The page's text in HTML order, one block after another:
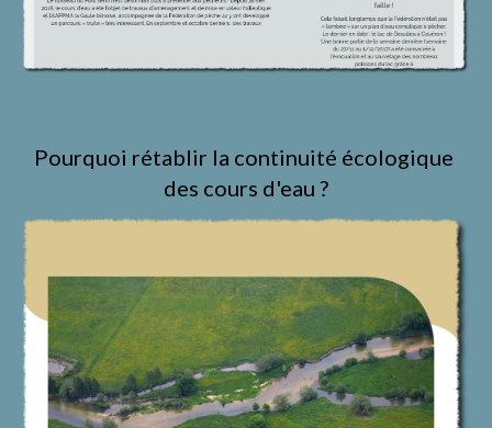
Pourquoi rétablir la continuité écologique
des cours d'eau ?